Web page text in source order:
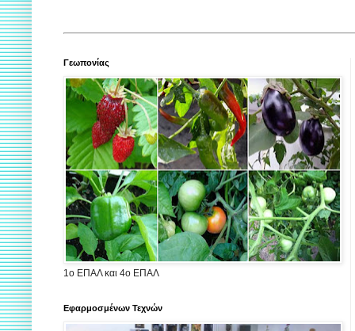
Γεωπονίας
1ο ΕΠΑΛ και 4ο ΕΠΑΛ
Εφαρμοσμένων Τεχνών